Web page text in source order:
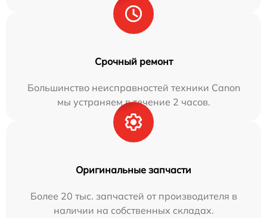
Срочный ремонт
Большинство неисправностей техники Canon
мы устраняем в течение 2 часов.
Оригинальные запчасти
Более 20 тыс. запчастей от производителя в
наличии на собственных складах.